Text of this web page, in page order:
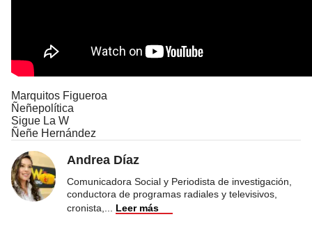
Marquitos Figueroa
Ñeñepolítica
Sigue La W
Ñeñe Hernández
Andrea Díaz
Comunicadora Social y Periodista de investigación,
conductora de programas radiales y televisivos,
cronista,
Leer más